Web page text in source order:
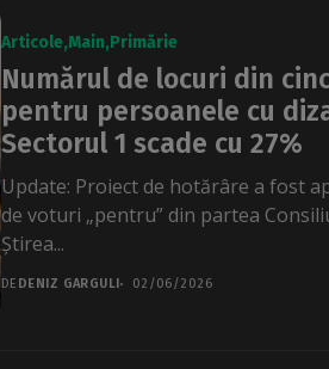
Articole Main Primărie
Numărul de locuri din
pentru persoanele cu
Sectorul 1 scade cu 27%
Update: Proiect de hotărâre a fost
de voturi „pentru” din partea
Știrea...
DE DENIZ GARGULI 02/06/2026